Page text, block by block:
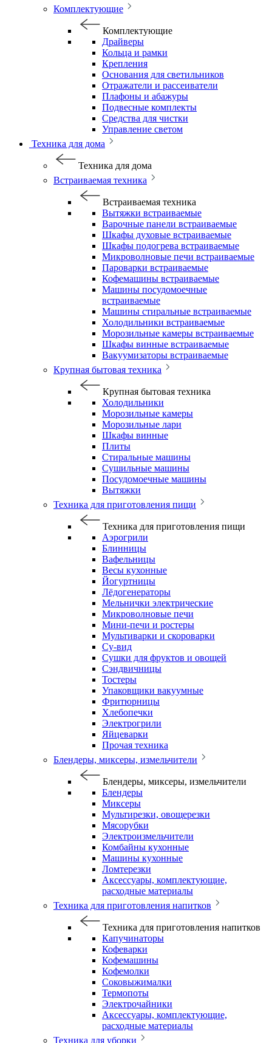
Комплектующие
Комплектующие
Драйверы
Кольца и рамки
Крепления
Основания для светильников
Отражатели и рассеиватели
Плафоны и абажуры
Подвесные комплекты
Средства для чистки
Управление светом
Техника для дома
Техника для дома
Встраиваемая техника
Встраиваемая техника
Вытяжки встраиваемые
Варочные панели встраиваемые
Шкафы духовые встраиваемые
Шкафы подогрева встраиваемые
Микроволновые печи встраиваемые
Пароварки встраиваемые
Кофемашины встраиваемые
Машины посудомоечные
встраиваемые
Машины стиральные встраиваемые
Холодильники встраиваемые
Морозильные камеры встраиваемые
Шкафы винные встраиваемые
Вакуумизаторы встраиваемые
Крупная бытовая техника
Крупная бытовая техника
Холодильники
Морозильные камеры
Морозильные лари
Шкафы винные
Плиты
Стиральные машины
Сушильные машины
Посудомоечные машины
Вытяжки
Техника для приготовления пищи
Техника для приготовления пищи
Аэрогрили
Блинницы
Вафельницы
Весы кухонные
Йогуртницы
Лёдогенераторы
Мельнички электрические
Микроволновые печи
Мини-печи и ростеры
Мультиварки и скороварки
Су-вид
Сушки для фруктов и овощей
Сэндвичницы
Тостеры
Упаковщики вакуумные
Фритюрницы
Хлебопечки
Электрогрили
Яйцеварки
Прочая техника
Блендеры, миксеры, измельчители
Блендеры, миксеры, измельчители
Блендеры
Миксеры
Мультирезки, овощерезки
Мясорубки
Электроизмельчители
Комбайны кухонные
Машины кухонные
Ломтерезки
Аксессуары, комплектующие,
расходные материалы
Техника для приготовления напитков
Техника для приготовления напитков
Капучинаторы
Кофеварки
Кофемашины
Кофемолки
Соковыжималки
Термопоты
Электрочайники
Аксессуары, комплектующие,
расходные материалы
Техника для уборки